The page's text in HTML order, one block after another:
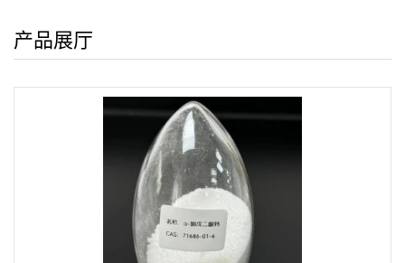
产品展厅